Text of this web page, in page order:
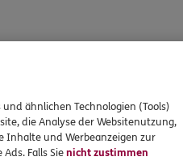
Mit Typentest
ähnlichen Technologien (Tools)
die Analyse der Websitenutzung,
Inhalte und Werbeanzeigen zur
Falls Sienicht zustimmen